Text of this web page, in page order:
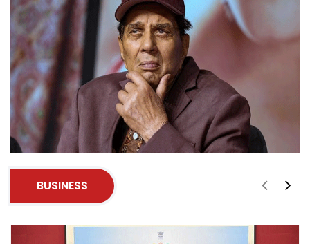
BUSINESS